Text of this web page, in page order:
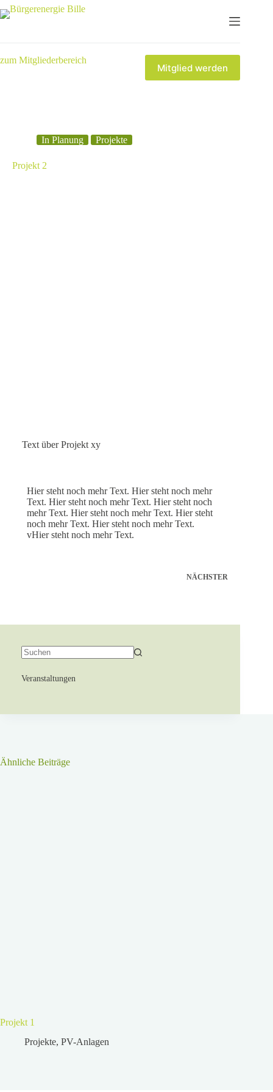
zum Mitgliederbereich
Mitglied werden
In Planung Projekte
Projekt 2
Text über Projekt xy
Hier steht noch mehr Text. Hier steht noch mehr
Text. Hier steht noch mehr Text. Hier steht noch
mehr Text. Hier steht noch mehr Text. Hier steht
noch mehr Text. Hier steht noch mehr Text.
vHier steht noch mehr Text.
NÄCHSTER
Veranstaltungen
Ähnliche Beiträge
Projekt 1
Projekte, PV-Anlagen